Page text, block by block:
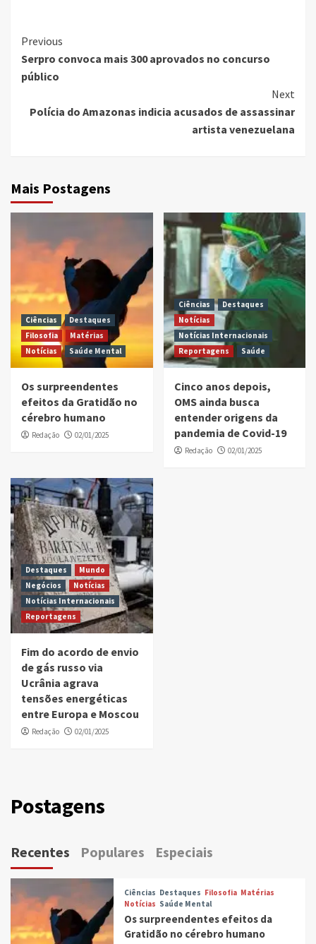
Continue
Reading
Previous
Serpro convoca mais 300 aprovados no concurso
público
Next
Polícia do Amazonas indicia acusados de assassinar
artista venezuelana
Mais Postagens
Ciências
Destaques
Filosofia
Matérias
Notícias
Saúde Mental
Os surpreendentes
efeitos da Gratidão no
cérebro humano
Redação 02/01/2025
Ciências
Destaques
Notícias
Notícias Internacionais
Reportagens
Saúde
Cinco anos depois,
OMS ainda busca
entender origens da
pandemia de Covid-19
Redação 02/01/2025
Destaques
Mundo
Negócios
Notícias
Notícias Internacionais
Reportagens
Fim do acordo de envio
de gás russo via
Ucrânia agrava
tensões energéticas
entre Europa e Moscou
Redação 02/01/2025
Postagens
Recentes Populares Especiais
Ciências Destaques Filosofia Matérias
Notícias Saúde Mental
Os surpreendentes efeitos da
Gratidão no cérebro humano